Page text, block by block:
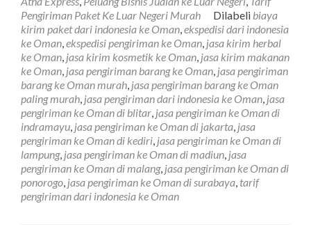
Pengiriman
Barang
Ke
Oman
Tarif
Paling
Murah
Pengiriman Paket Ke Luar Negeri Murah
Dilabeli biaya
kirim paket dari indonesia ke Oman,ekspedisi dari indonesia
ke Oman,ekspedisi pengiriman ke Oman, jasa kirim herbal
ke Oman, jasa kirim kosmetik ke Oman, jasa kirim makanan
ke Oman, jasa pengiriman barang ke Oman, jasa pengiriman
barang ke Oman murah, jasa pengiriman barang ke Oman
paling murah, jasa pengiriman dari indonesia ke Oman, jasa
pengiriman ke Oman di blitar, jasa pengiriman ke Oman di
indramayu, jasa pengiriman ke Oman di jakarta, jasa
pengiriman ke Oman di kediri, jasa pengiriman ke Oman di
lampung, jasa pengiriman ke Oman di madiun, jasa
pengiriman ke Oman di malang, jasa pengiriman ke Oman di
ponorogo, jasa pengiriman ke Oman di surabaya, tarif
pengiriman dari indonesia ke Oman